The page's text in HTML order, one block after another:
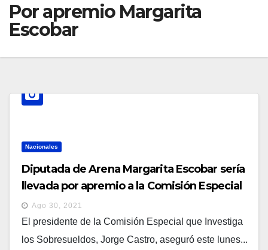
Por apremio Margarita
Escobar
Nacionales
Diputada de Arena Margarita Escobar sería
llevada por apremio a la Comisión Especial
que Investiga Sobresueldos
Ago 30, 2021
El presidente de la Comisión Especial que Investiga
los Sobresueldos, Jorge Castro, aseguró este lunes...